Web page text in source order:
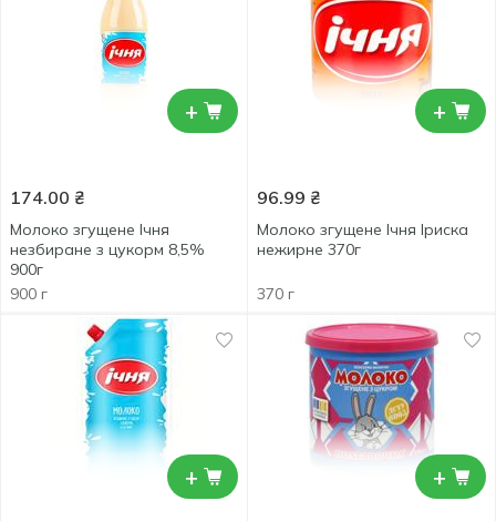
+
174.00 ₴
Молоко згущене Ічня
незбиране з цукорм 8,5%
900г
900 г
+
96.99 ₴
Молоко згущене Ічня Іриска
нежирне 370г
370 г
+ +